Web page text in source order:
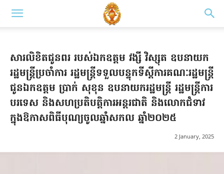
សារលិខិតជូនពរ របស់ឯកឧត្តម វង្សី វិស្សុត ឧបនាយក
រដ្ឋមន្រ្តីប្រចាំការ រដ្ឋមន្រ្តីទទួលបន្ទុកទីស្តីការគណៈរដ្ឋមន្រ្តី
ជូនឯកឧត្ដម ប្រាក់ សុខុន ឧបនាយករដ្ឋមន្ត្រី រដ្ឋមន្ត្រីការ
បរទេស និងសហប្រតិបត្តិការអន្តរជាតិ និងលោកជំទាវ
ក្នុងឱកាសពិធីបុណ្យចូលឆ្នាំសកល ឆ្នាំ២០២៥
2 January, 2025